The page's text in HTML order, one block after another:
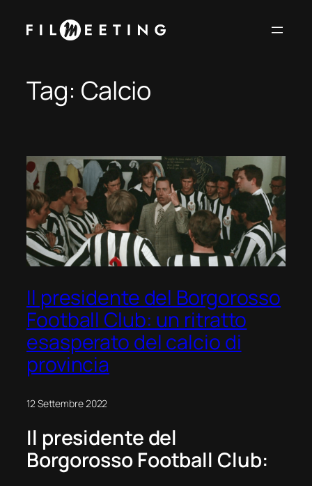
Tag: Calcio
Il presidente del Borgorosso
Football Club: un ritratto
esasperato del calcio di
provincia
12 Settembre 2022
Il presidente del
Borgorosso Football Club: